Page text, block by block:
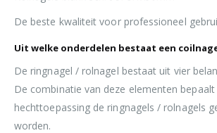
De beste kwaliteit voor professioneel
Uit welke onderdelen bestaat een
De ringnagel / rolnagel bestaat uit vier
De combinatie van deze elementen
hechttoepassing de ringnagels / rolnagels
worden.